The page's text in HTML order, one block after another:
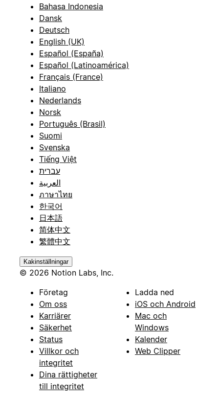
Bahasa Indonesia
Dansk
Deutsch
English (UK)
Español (España)
Español (Latinoamérica)
Français (France)
Italiano
Nederlands
Norsk
Português (Brasil)
Suomi
Svenska
Tiếng Việt
עברית
العربية
ภาษาไทย
한국어
日本語
简体中文
繁體中文
Kakinställningar
© 2026 Notion Labs, Inc.
Företag
Om oss
Karriärer
Säkerhet
Status
Villkor och
integritet
Dina rättigheter
till integritet
Ladda ned
iOS och Android
Mac och
Windows
Kalender
Web Clipper